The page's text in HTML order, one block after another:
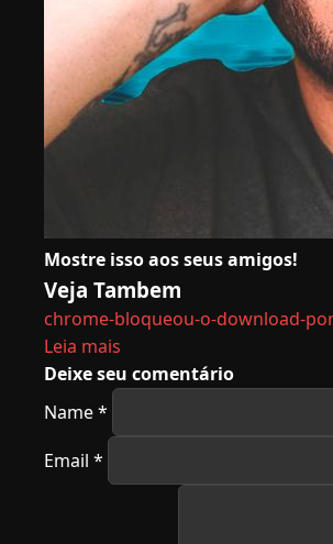
Mostre isso aos seus amigos!
Veja Tambem
chrome-bloqueou-o-download-
Leia mais
Deixe seu comentário
Name*
Email *